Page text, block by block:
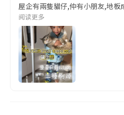
屋企有兩隻貓仔,仲有小朋友,地板
阅读更多